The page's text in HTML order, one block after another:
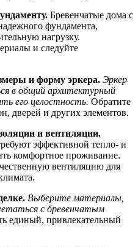
Бревенчатые дома с
фундамента,
нагрузку.
и следуйте
и форму эркера. Эркер
в общий архитектурный
его целостность. Обратите
дверей и других элементов.
и вентиляции.
эффективной тепло- и
комфортное проживание.
вентиляцию для
Выберите материалы,
с бревенчатым
единый, привлекательный